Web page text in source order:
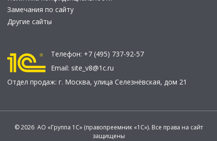
Замечания по сайту
Другие сайты
Телефон: +7 (495) 737-92-57
Email: site_v8@1c.ru
Отдел продаж: г. Москва, улица Селезнёвская, дом 21
© 2026 АО «Группа 1С» (правопреемник «1С»). Все права на сайт
защищены